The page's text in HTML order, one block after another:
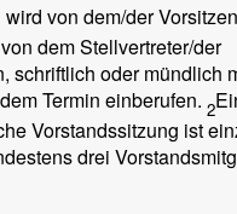
wird von dem/der
dem Stellvertreter/der
schriftlich oder mündlich
Termin einberufen. 2
Vorstandssitzung ist
drei